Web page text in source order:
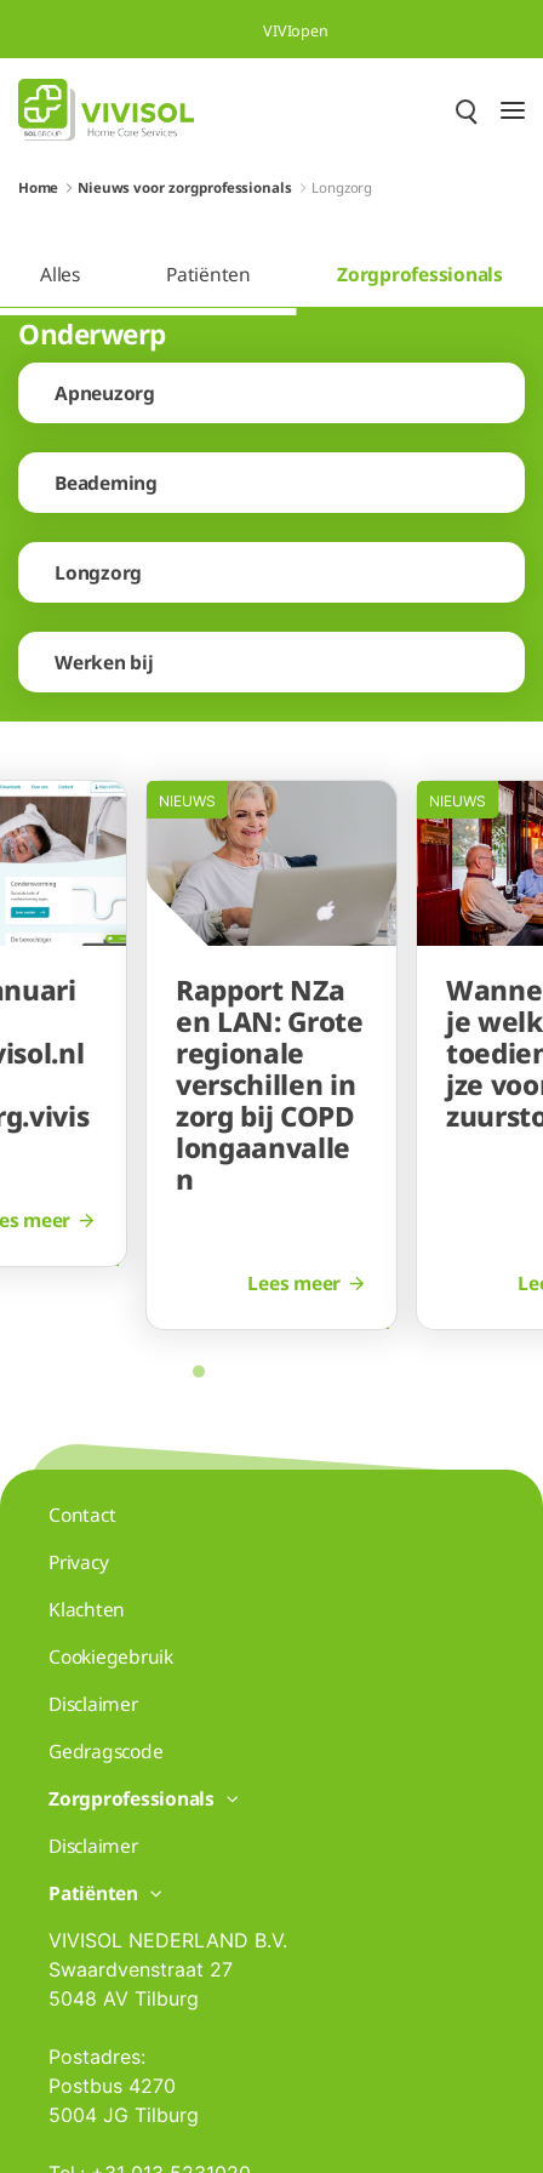
Overslaan en naar hoofdinhoud gaan
VIVIopen
Home Nieuws voor zorgprofessionals Longzorg
Alles Patiënten Zorgprofessionals
Onderwerp
Apneuzorg
Beademing
Longzorg
Werken bij
meer
NIEUWS
Rapport NZa
en LAN: Grote
regionale
verschillen in
zorg bij COPD
longaanvalle
n
Lees meer
NIEUWS
je
jze
Contact
Privacy
Klachten
Cookiegebruik
Disclaimer
Gedragscode
Zorgprofessionals
Disclaimer
Patiënten
VIVISOL NEDERLAND B.V.
Swaardvenstraat 27
5048 AV Tilburg
Postadres:
Postbus 4270
5004 JG Tilburg